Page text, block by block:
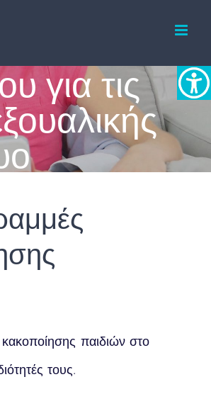
για τις
παιδιών στο
τους.